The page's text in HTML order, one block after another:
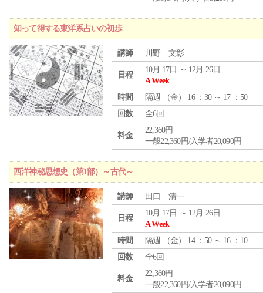
知って得する東洋系占いの初歩
講師 川野 文彰
日程
10月 17日 ～ 12月 26日
A Week
時間
隔週 （金） 16 ：30 ～ 17 ：50
回数
全6回
料金
22,360円
一般22,360円/入学者20,090円
西洋神秘思想史（第1部）～古代～
講師 田口 清一
日程
10月 17日 ～ 12月 26日
A Week
時間
隔週 （金） 14 ：50 ～ 16 ：10
回数
全6回
料金
22,360円
一般22,360円/入学者20,090円